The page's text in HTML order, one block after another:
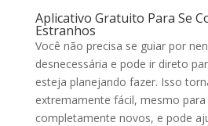
Aplicativo Gratuito Para Se
Estranhos
Você não precisa se guiar por
desnecessária e pode ir direto
esteja planejando fazer. Isso
extremamente fácil, mesmo para
completamente novos, e pode